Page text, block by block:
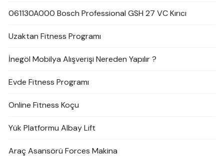
061130A000 Bosch Professional GSH 27 VC Kırıcı
Uzaktan Fitness Programı
İnegöl Mobilya Alışverişi Nereden Yapılır ?
Evde Fitness Programı
Online Fitness Koçu
Yük Platformu Albay Lift
Araç Asansörü Forces Makina